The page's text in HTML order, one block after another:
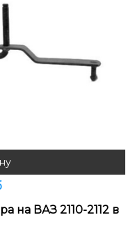
на ВАЗ 2110-2112 в